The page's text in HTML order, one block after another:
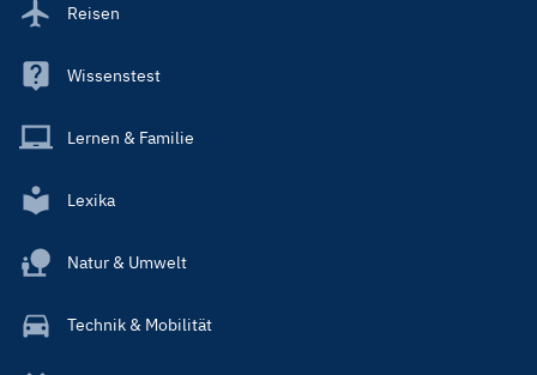
Reisen
Wissenstest
Lernen & Familie
Lexika
Natur & Umwelt
Technik & Mobilität